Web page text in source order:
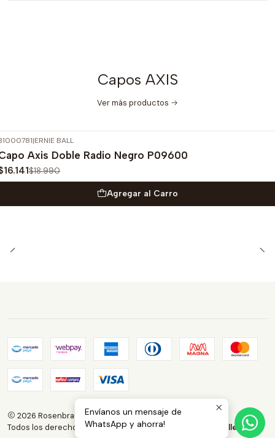
Capos AXIS
Ver más productos
OFF
|ERNIE BALL
Axis Doble Radio Negro P09600
$18.990
Agregar al Carro
2026 Rosenbrauns Store.
Todos los derechos reservados. Desarrollado por Jumpseller
Envíanos un mensaje de
WhatsApp y ahorra!